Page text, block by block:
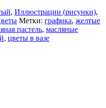
, Иллюстрации (рисунки),
Метки: графика, желтые
пастель, масляные
, цветы в вазе